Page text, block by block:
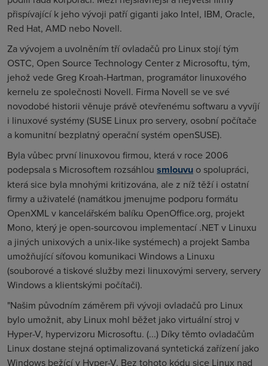
přispívající k jeho vývoji patří giganti jako Intel, IBM, Oracle,
Red Hat, AMD nebo Novell.
Za vývojem a uvolněním tří ovladačů pro Linux stojí tým
OSTC, Open Source Technology Center z Microsoftu, tým,
jehož vede Greg Kroah-Hartman, programátor linuxového
kernelu ze společnosti Novell. Firma Novell se ve své
novodobé historii věnuje právě otevřenému softwaru a vyvíjí
i linuxové systémy (SUSE Linux pro servery, osobní počítače
a komunitní bezplatný operační systém openSUSE).
Byla vůbec první linuxovou firmou, která v roce 2006
podepsala s Microsoftem rozsáhlou smlouvu o spolupráci,
která sice byla mnohými kritizována, ale z níž těží i ostatní
firmy a uživatelé (namátkou jmenujme podporu formátu
OpenXML v kancelářském balíku OpenOffice.org, projekt
Mono, který je open-sourcovou implementací .NET v Linuxu
a jiných unixových a unix-like systémech) a projekt Samba
umožňující síťovou komunikaci Windows a Linuxu
(souborové a tiskové služby mezi linuxovými servery, servery
Windows a klientskými počítači).
"Našim původním záměrem při vývoji ovladačů pro Linux
bylo umožnit, aby Linux mohl běžet jako virtuální stroj v
Hyper-V, hypervizoru Microsoftu. (...) Díky těmto ovladačům
Linux dostane stejná optimalizovaná syntetická zařízení jako
Windows bežící v Hyper-V. Bez tohoto kódu sice Linux nad